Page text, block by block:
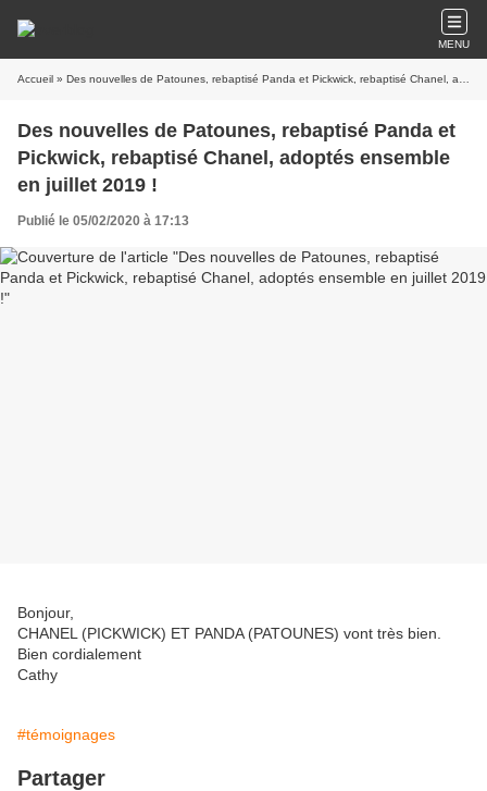
MENU
Accueil » Des nouvelles de Patounes, rebaptisé Panda et Pickwick, rebaptisé Chanel, adoptés ensemble en juillet 2019 !
Des nouvelles de Patounes, rebaptisé Panda et
Pickwick, rebaptisé Chanel, adoptés ensemble
en juillet 2019 !
Publié le 05/02/2020 à 17:13
Bonjour,
CHANEL (PICKWICK) ET PANDA (PATOUNES) vont très bien.
Bien cordialement
Cathy
#témoignages
Partager